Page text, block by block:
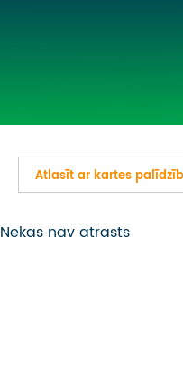
Atlasīt ar kartes
Nekas nav atrasts